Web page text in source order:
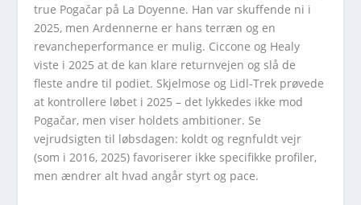
true Pogačar på La Doyenne. Han var skuffende ni i
2025, men Ardennerne er hans terræn og en
revancheperformance er mulig. Ciccone og Healy
viste i 2025 at de kan klare returnvejen og slå de
fleste andre til podiet. Skjelmose og Lidl-Trek prøvede
at kontrollere løbet i 2025 – det lykkedes ikke mod
Pogačar, men viser holdets ambitioner. Se
vejrudsigten til løbsdagen: koldt og regnfuldt vejr
(som i 2016, 2025) favoriserer ikke specifikke profiler,
men ændrer alt hvad angår styrt og pace.